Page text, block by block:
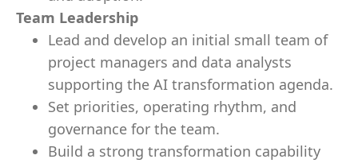
Team Leadership
Lead and develop an initial small team of
project managers and data analysts
supporting the AI transformation agenda.
Set priorities, operating rhythm, and
governance for the team.
Build a strong transformation capability